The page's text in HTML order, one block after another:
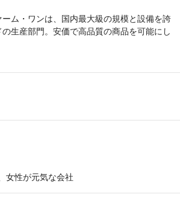
ム・ワンは、国内最大級の規模と設備を誇
生産部門。安価で高品質の商品を可能にし
女性が元気な会社